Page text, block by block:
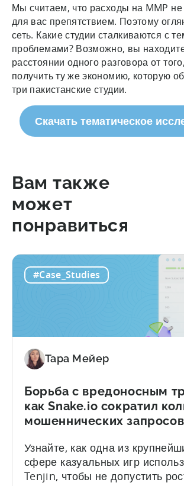
Мы считаем, что расходы на MMP
для вас препятствием. Поэтому
сеть. Какие студии сталкиваются с
проблемами? Возможно, вы
расстоянии одного разговора от
получить ту же экономию, которую
три пакистанские студии.
Скачать тематическое
Вам также
может
понравиться
#Case_Studies
Тара Мейер
Борьба с вредоносным
как Snake.io сократил
мошеннических запросов
Узнайте, как одна из
сфере казуальных игр
Tenjin, чтобы не допустить